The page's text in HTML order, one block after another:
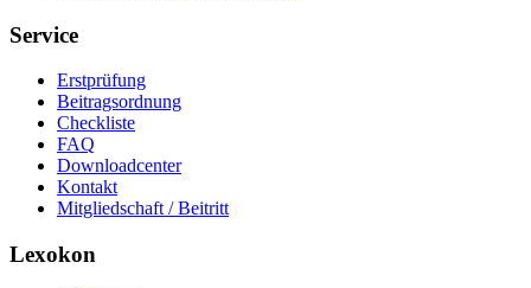
Service
Erstprüfung
Beitragsordnung
Checkliste
FAQ
Downloadcenter
Kontakt
Mitgliedschaft / Beitritt
Lexokon